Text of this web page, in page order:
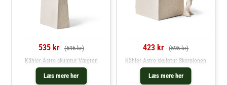
535 kr (595 kr)
Læs mere her
Kähler Astro skulptur Vægten
423 kr (595 kr)
Læs mere her
Kähler Astro skulptur Skorpionen